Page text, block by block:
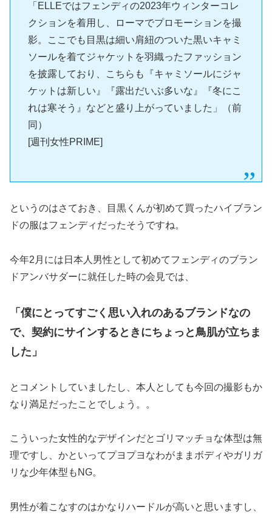
「ELLEではフェンディの2023年ウィンターコレ
クションを着用し、ローマでプロモーションを撮
影。ここでも目黒は細い肩紐のついた黒いキャミ
ソールを着てジャケットを羽織ったファッション
を披露しており、こちらも『キャミソールにジャ
ケットは新しい』『露出だいぶ多いな』『冬にこ
れは寒そう』などと盛り上がっていました」（前
同）
[週刊女性PRIME]
というのはさておき、目黒くんが初めて買ったハイブラン
ドの服はフェンディだったそうですね。
今年2月には日本人男性として初めてフェンディのブラン
ドアンバサダーに就任した時の会見では、
「僕にとってすごく思い入れのあるブランドなの
で、契約にサインするときにちょっと鳥肌が立ちま
した」
とコメントしていましたし、本人としても今回の撮影もか
なり満足だったことでしょう。。
こういった女性的なデザインだとゴリマッチョな体型は無
理ですし、かといってプヨプヨなわがままボディやガリガ
リな少年体型もNG。
男性が着こなすのはかなりハードルが高いと思いますし、